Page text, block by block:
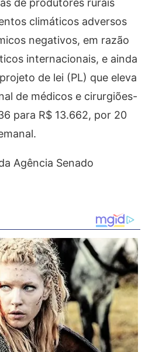
de produtores rurais
climáticos adversos
negativos, em razão
internacionais, e ainda
de lei (PL) que eleva
de médicos e cirurgiões-
para R$ 13.662, por 20
Agência Senado